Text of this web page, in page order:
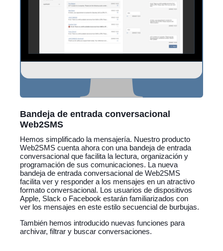
Bandeja de entrada conversacional
Web2SMS
Hemos simplificado la mensajería. Nuestro producto
Web2SMS cuenta ahora con una bandeja de entrada
conversacional que facilita la lectura, organización y
programación de sus comunicaciones. La nueva
bandeja de entrada conversacional de Web2SMS
facilita ver y responder a los mensajes en un atractivo
formato conversacional. Los usuarios de dispositivos
Apple, Slack o Facebook estarán familiarizados con
ver los mensajes en este estilo secuencial de burbujas.
También hemos introducido nuevas funciones para
archivar, filtrar y buscar conversaciones.